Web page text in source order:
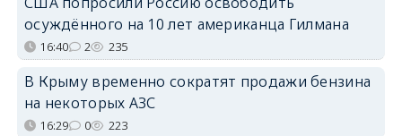
осуждённого на 10 лет американца Гилмана
16:40 2 235
В Крыму временно сократят продажи бензина
на некоторых АЗС
16:29 0 223